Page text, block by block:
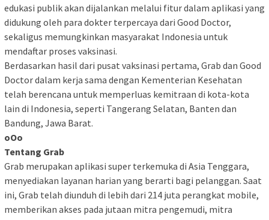
edukasi publik akan dijalankan melalui fitur dalam aplikasi yang
didukung oleh para dokter terpercaya dari Good Doctor,
sekaligus memungkinkan masyarakat Indonesia untuk
mendaftar proses vaksinasi.
Berdasarkan hasil dari pusat vaksinasi pertama, Grab dan Good
Doctor dalam kerja sama dengan Kementerian Kesehatan
telah berencana untuk memperluas kemitraan di kota-kota
lain di Indonesia, seperti Tangerang Selatan, Banten dan
Bandung, Jawa Barat.
oOo
Tentang Grab
Grab merupakan aplikasi super terkemuka di Asia Tenggara,
menyediakan layanan harian yang berarti bagi pelanggan. Saat
ini, Grab telah diunduh di lebih dari 214 juta perangkat mobile,
memberikan akses pada jutaan mitra pengemudi, mitra